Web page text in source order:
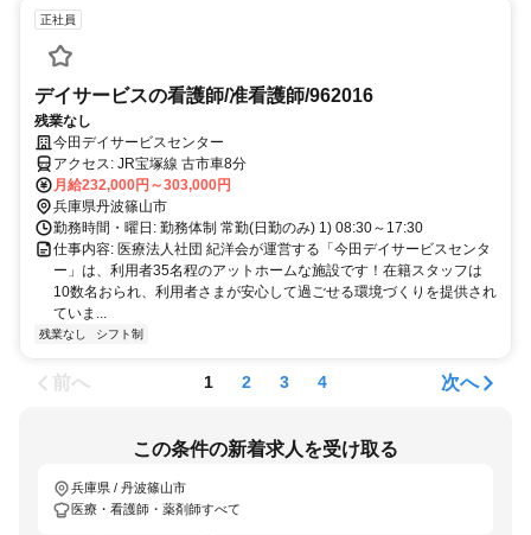
正社員
デイサービスの看護師/准看護師/962016
残業なし
今田デイサービスセンター
アクセス: JR宝塚線 古市車8分
月給232,000円～303,000円
兵庫県丹波篠山市
勤務時間・曜日: 勤務体制 常勤(日勤のみ) 1) 08:30～17:30
仕事内容: 医療法人社団 紀洋会が運営する「今田デイサービスセンタ
ー」は、利用者35名程のアットホームな施設です！在籍スタッフは
10数名おられ、利用者さまが安心して過ごせる環境づくりを提供され
ていま...
残業なし シフト制
前へ 1 2 3 4 次へ
この条件の新着求人を受け取る
兵庫県 / 丹波篠山市
医療・看護師・薬剤師すべて